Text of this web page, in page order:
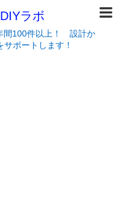
ラボ
間100件以上！ 設計か
ポートします！